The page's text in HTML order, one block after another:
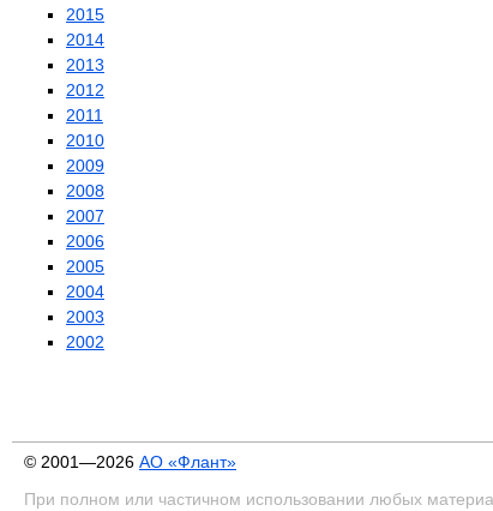
2015
2014
2013
2012
2011
2010
2009
2008
2007
2006
2005
2004
2003
2002
© 2001—2026 АО «Флант»
При полном или частичном использовании любых